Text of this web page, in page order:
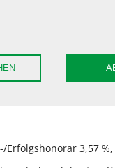
Erfolgshonorar 3,57